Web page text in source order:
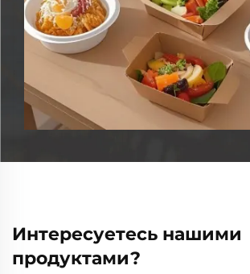
Одноразовые
коробки и миски
Интересуетесь нашими
продуктами?